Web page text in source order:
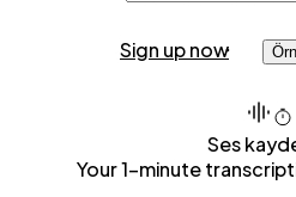
Sign up now
Ses
Your 1-minute